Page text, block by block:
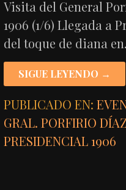
Visita del General
1906 (1/6) Llegada a
del toque de diana
SIGUE LEYENDO →
PUBLICADO EN:
GRAL. PORFIRIO DÍAZ
PRESIDENCIAL 1906